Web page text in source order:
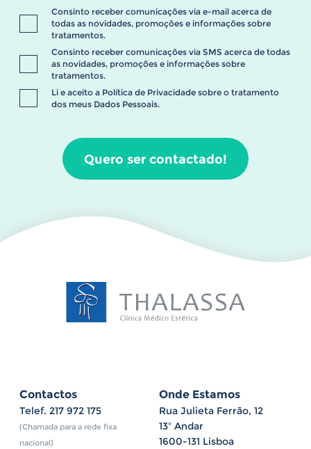
Consinto receber comunicações via e-mail acerca de
todas as novidades, promoções e informações sobre
tratamentos.
Consinto receber comunicações via SMS acerca de todas
as novidades, promoções e informações sobre
tratamentos.
Li e aceito a Política de Privacidade sobre o tratamento
dos meus Dados Pessoais.
Quero ser contactado!
Contactos
Telef. 217 972 175
(Chamada para a rede fixa
nacional)
Onde Estamos
Rua Julieta Ferrão, 12
13º Andar
1600-131 Lisboa